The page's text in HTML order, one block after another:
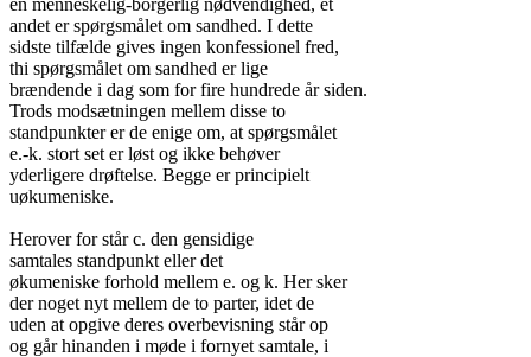
en menneskelig-borgerlig nødvendighed, et
andet er spørgsmålet om sandhed. I dette
sidste tilfælde gives ingen konfessionel fred,
thi spørgsmålet om sandhed er lige
brændende i dag som for fire hundrede år siden.
Trods modsætningen mellem disse to
standpunkter er de enige om, at spørgsmålet
e.-k. stort set er løst og ikke behøver
yderligere drøftelse. Begge er principielt
uøkumeniske.
Herover for står c. den gensidige
samtales standpunkt eller det
økumeniske forhold mellem e. og k. Her sker
der noget nyt mellem de to parter, idet de
uden at opgive deres overbevisning står op
og går hinanden i møde i fornyet samtale, i